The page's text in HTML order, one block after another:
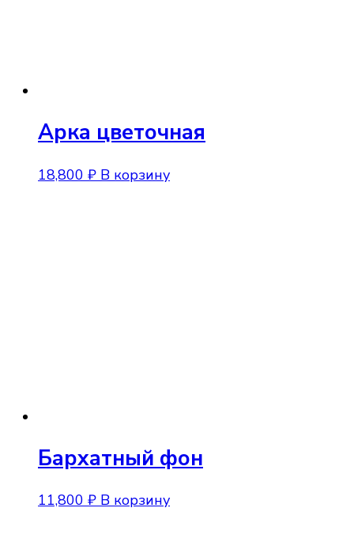
Арка цветочная
18,800 ₽ В корзину
Бархатный фон
11,800 ₽ В корзину